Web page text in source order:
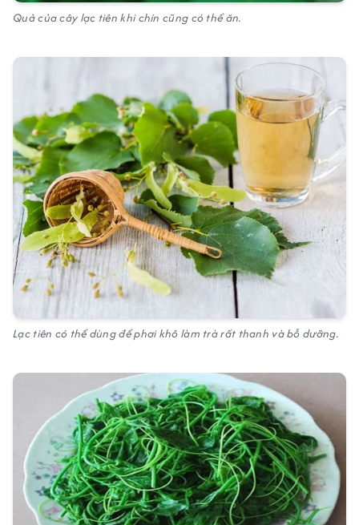
Quả của cây lạc tiên khi chín cũng có thể ăn.
Lạc tiên có thể dùng để phơi khô làm trà rất thanh và bỗ dưỡng.